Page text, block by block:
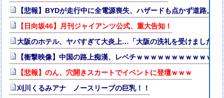
【悲報】BYDが走行中に全電源喪失、ハザードも点かず道路上
【日向坂46】月刊ジャイアンツ公式、重大告知！
大阪のホテル、ヤバすぎて大炎上…「大阪の洗礼を受けました」
【衝撃映像】中国の路上痴漢、レベチｗｗｗｗｗｗｗｗｗｗｗ
【悲報】のん、穴開きスカートでイベントに登壇ｗｗｗ
刈川くるみアナ ノースリーブの巨乳！！